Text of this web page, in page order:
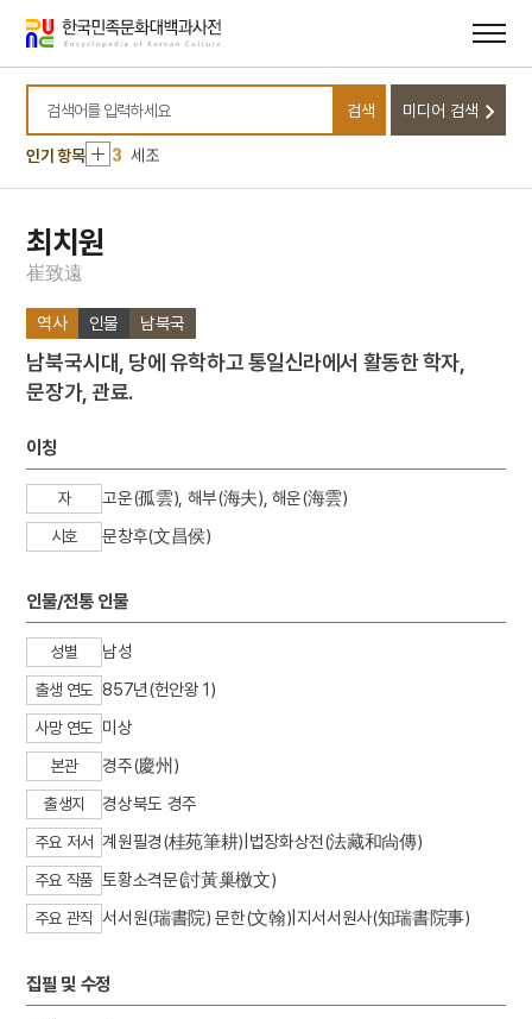
바로가기
바로가기
검색어를 입력하세요
검색 미디어 검색
인기 항목
10 소양인
1 나화랑
2 금성대군
3 세조
4 김진우
8
선의왕후
9 성주풀이
10
2 금성대군
3
세조
4
김진우
6 백련전
7
8 선의왕후
9 성주풀이
10 소양인
최치원
崔致遠
역사 인물 남북국
남북국시대, 당에 유학하고 통일신라에서 활동한 학자,
문장가, 관료.
이칭
자 고운(孤雲), 해부(海夫), 해운(海雲)
시호 문창후(文昌侯)
인물/전통 인물
성별 남성
출생 연도 857년(헌안왕 1)
사망 연도 미상
본관 경주(慶州)
출생지 경상북도 경주
주요 저서 계원필경(桂苑筆耕)|법장화상전(法藏和尙傳)
주요 작품 토황소격문(討黃巢檄文)
주요 관직 서서원(瑞書院) 문한(文翰)|지서서원사(知瑞書院事)
집필 및 수정